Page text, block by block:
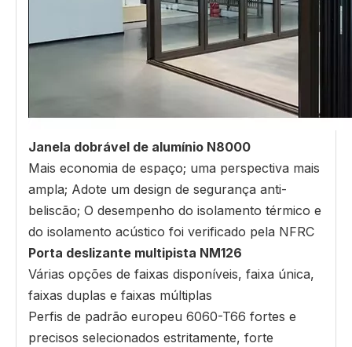
Janela dobrável de alumínio N8000
Mais economia de espaço; uma perspectiva mais
ampla; Adote um design de segurança anti-
beliscão; O desempenho do isolamento térmico e
do isolamento acústico foi verificado pela NFRC
Porta deslizante multipista NM126
Várias opções de faixas disponíveis, faixa única,
faixas duplas e faixas múltiplas
Perfis de padrão europeu 6060-T66 fortes e
precisos selecionados estritamente, forte